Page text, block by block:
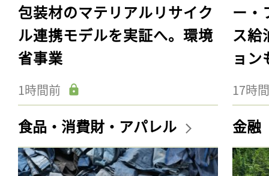
包装材のマテリアルリサイク
ル連携モデルを実証へ。環境
省事業
1時間前
ー・
ス給
ョン
17時
食品・消費財・アパレル 金融